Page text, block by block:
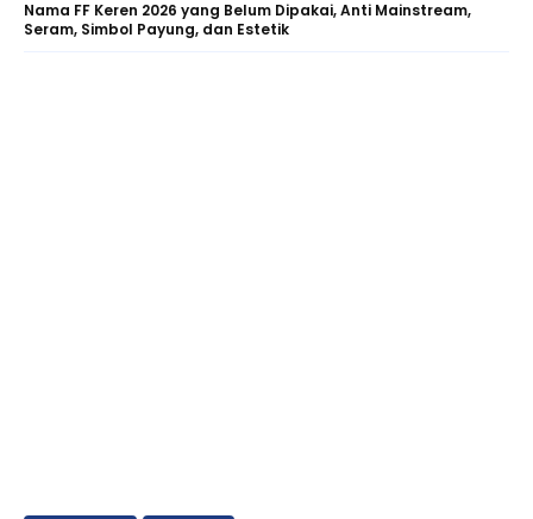
Nama FF Keren 2026 yang Belum Dipakai, Anti Mainstream,
Seram, Simbol Payung, dan Estetik